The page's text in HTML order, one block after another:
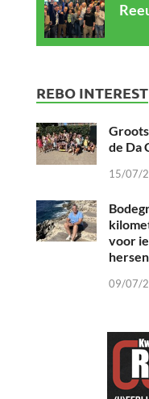
REBO INTEREST
de Da
15/07/
voor
09/07/